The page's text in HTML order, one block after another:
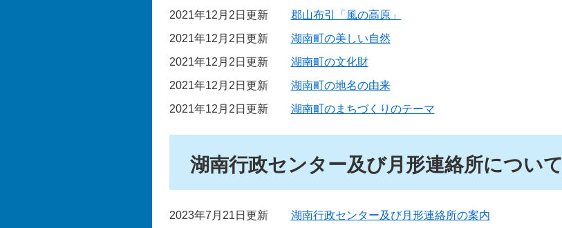
2021年12月2日更新
郡山布引「風の高原」
2021年12月2日更新
湖南町の美しい自然
2021年12月2日更新
湖南町の文化財
2021年12月2日更新
湖南町の地名の由来
2021年12月2日更新
湖南町のまちづくりのテーマ
湖南行政センター及び月形連絡所について
2023年7月21日更新 湖南行政センター及び月形連絡所の案内